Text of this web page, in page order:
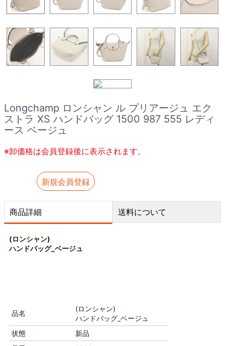
Longchamp ロンシャン ル プリアージュ エク
ストラ XS ハンドバッグ 1500 987 555 レディ
ース ベージュ
※卸価格は会員登録後に表示されます。
新規会員登録
商品詳細 送料について
(ロンシャン)
ハンドバッグ_ベージュ
品名
(ロンシャン)
ハンドバッグ_ベージュ
状態
新品